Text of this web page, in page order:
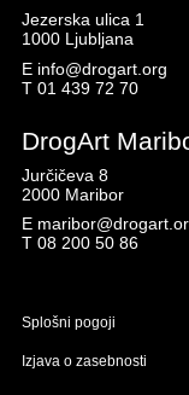
Jezerska ulica 1
1000 Ljubljana
E info@drogart.org
T 01 439 72 70
DrogArt
Jurčičeva 8
2000 Maribor
E
T 08 200 50 86
Splošni pogoji
Izjava o zasebnosti